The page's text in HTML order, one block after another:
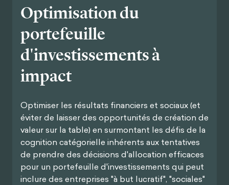
Optimisation du
portefeuille
d'investissements à
impact
Optimiser les résultats financiers et sociaux (et
éviter de laisser des opportunités de création de
valeur sur la table) en surmontant les défis de la
cognition catégorielle inhérents aux tentatives
de prendre des décisions d'allocation efficaces
pour un portefeuille d'investissements qui peut
inclure des entreprises "à but lucratif", "sociales"